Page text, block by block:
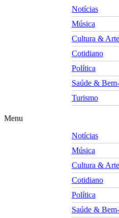
Notícias
Música
Cultura &
Cotidiano
Política
Saúde &
Turismo
Menu
Notícias
Música
Cultura &
Cotidiano
Política
Saúde &